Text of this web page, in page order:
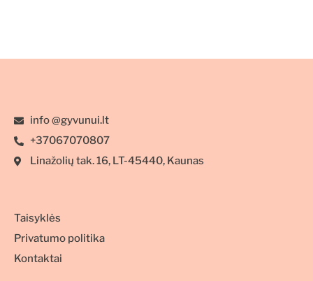
info @gyvunui.lt
+37067070807
Linažolių tak. 16, LT-45440, Kaunas
Taisyklės
Privatumo politika
Kontaktai